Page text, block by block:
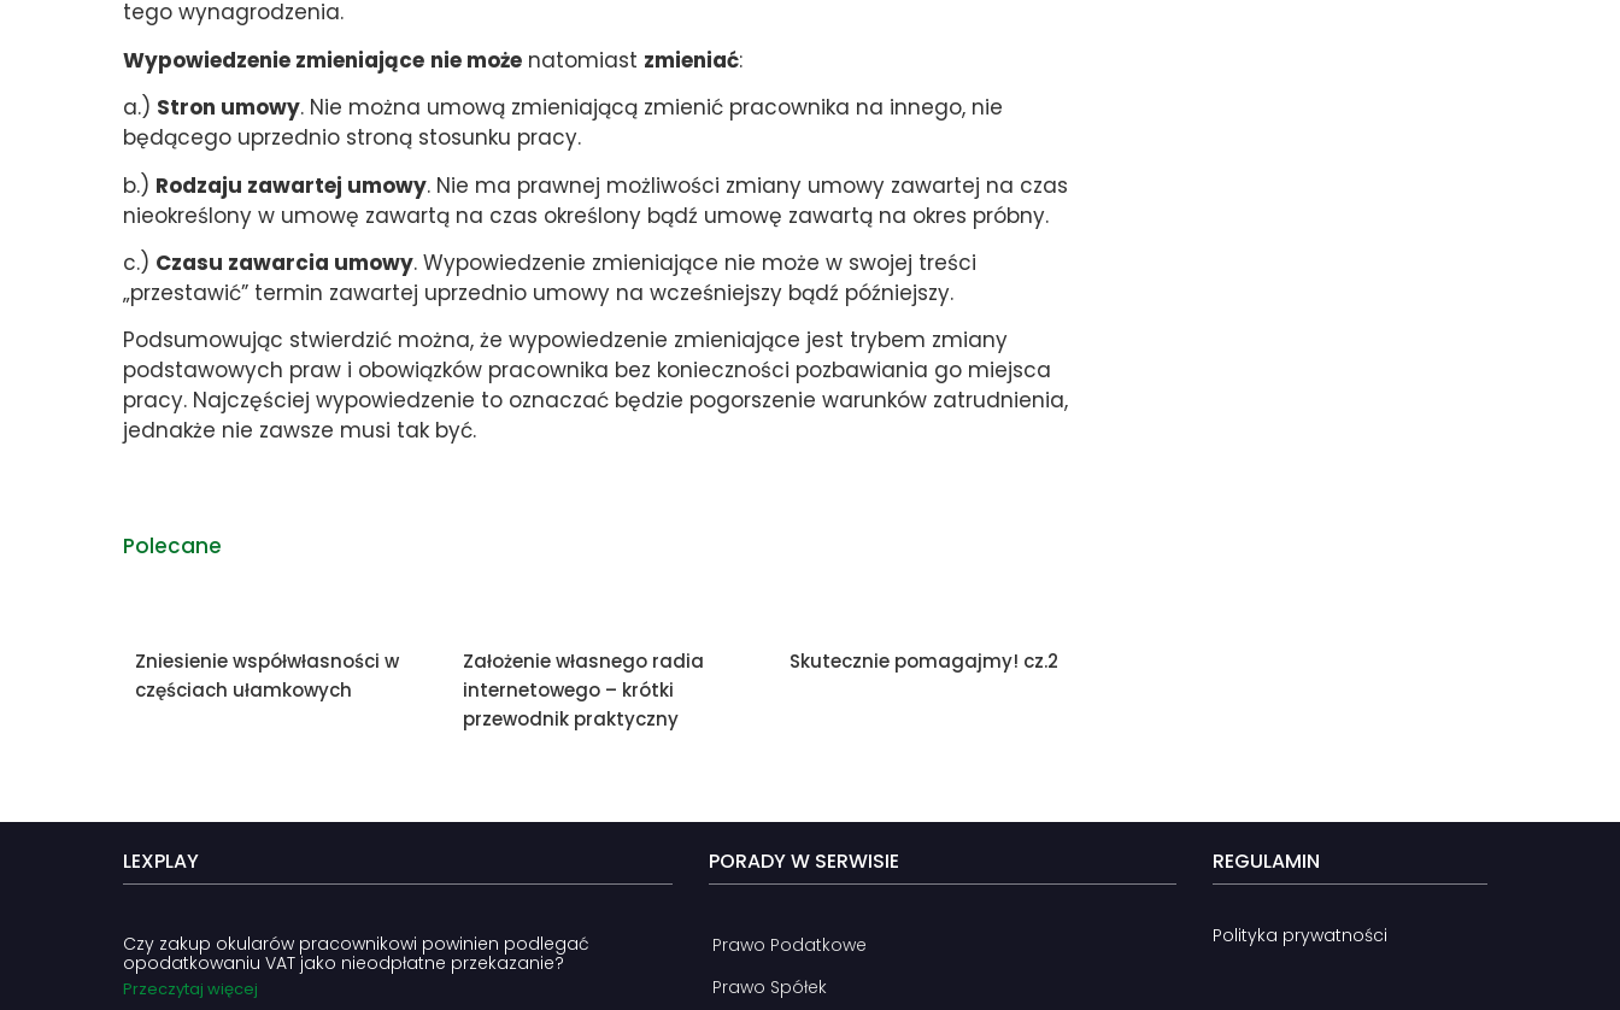
tego wynagrodzenia.
Wypowiedzenie zmieniające nie może natomiast zmieniać:
a.) Stron umowy. Nie można umową zmieniającą zmienić pracownika na innego, nie
będącego uprzednio stroną stosunku pracy.
b.) Rodzaju zawartej umowy. Nie ma prawnej możliwości zmiany umowy zawartej na czas
nieokreślony w umowę zawartą na czas określony bądź umowę zawartą na okres próbny.
c.) Czasu zawarcia umowy. Wypowiedzenie zmieniające nie może w swojej treści
„przestawić” termin zawartej uprzednio umowy na wcześniejszy bądź późniejszy.
Podsumowując stwierdzić można, że wypowiedzenie zmieniające jest trybem zmiany
podstawowych praw i obowiązków pracownika bez konieczności pozbawiania go miejsca
pracy. Najczęściej wypowiedzenie to oznaczać będzie pogorszenie warunków zatrudnienia,
jednakże nie zawsze musi tak być.
Polecane
Zniesienie współwłasności w
częściach ułamkowych
Założenie własnego radia
internetowego – krótki
przewodnik praktyczny
Skutecznie pomagajmy! cz.2
LEXPLAY
Czy zakup okularów pracownikowi powinien podlegać
opodatkowaniu VAT jako nieodpłatne przekazanie?
Przeczytaj więcej
PORADY W SERWISIE
Prawo Podatkowe
Prawo Spółek
REGULAMIN
Polityka prywatności